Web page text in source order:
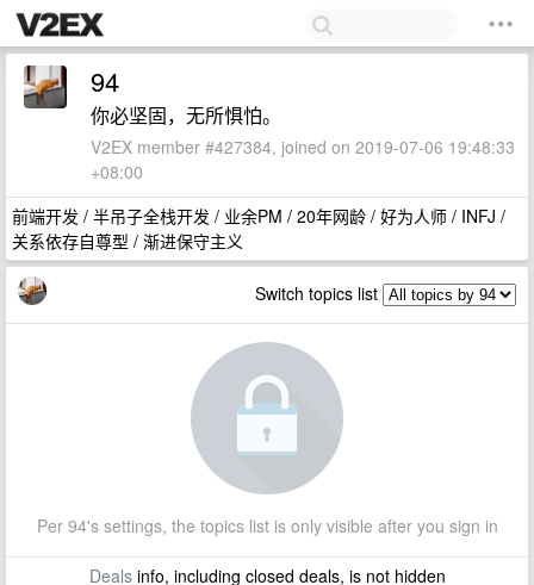
94
你必坚固，无所惧怕。
V2EX member #427384, joined on 2019-07-06 19:48:33
+08:00
前端开发 / 半吊子全栈开发 / 业余PM / 20年网龄 / 好为人师 / INFJ /
关系依存自尊型 / 渐进保守主义
Switch topics list
Per 94's settings, the topics list is only visible after you sign in
Dealsinfo, including closed deals, is not hidden